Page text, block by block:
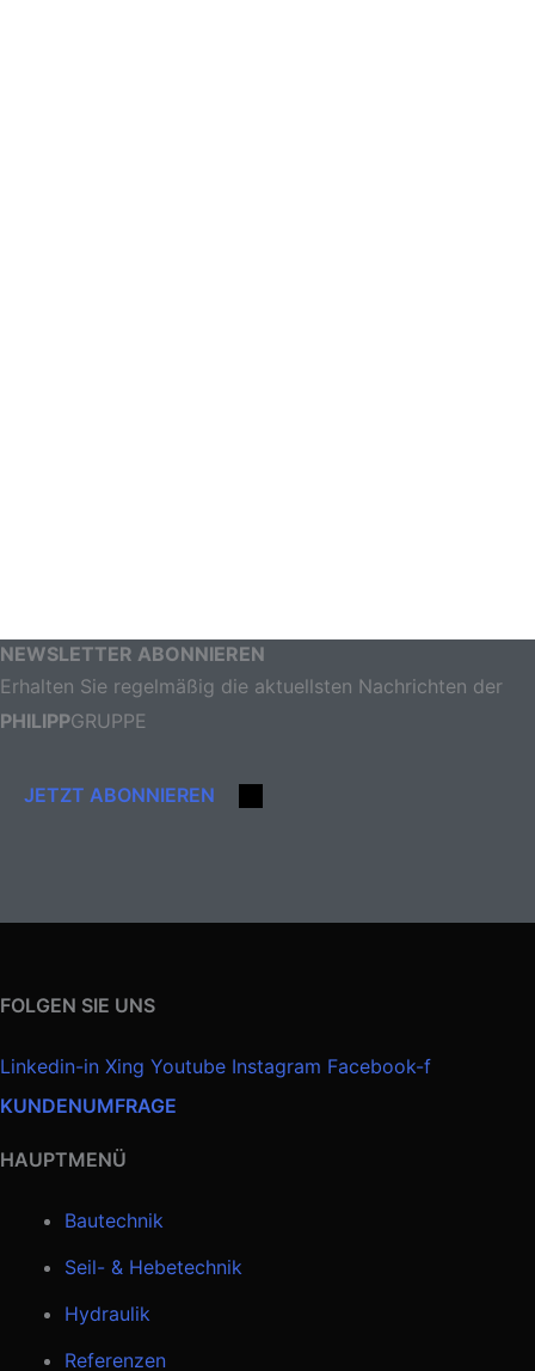
NEWSLETTER ABONNIEREN
Erhalten Sie regelmäßig die aktuellsten Nachrichten der
PHILIPPGRUPPE
JETZT ABONNIEREN
FOLGEN SIE UNS
Linkedin-in Xing Youtube Instagram Facebook-f
KUNDENUMFRAGE
HAUPTMENÜ
Bautechnik
Seil- & Hebetechnik
Hydraulik
Referenzen